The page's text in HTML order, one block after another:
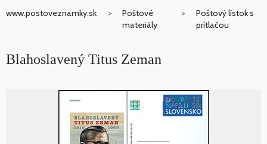
www.postoveznamky.sk
Poštové
materiály
Poštový lístok s
prítlačou
Blahoslavený Titus Zeman